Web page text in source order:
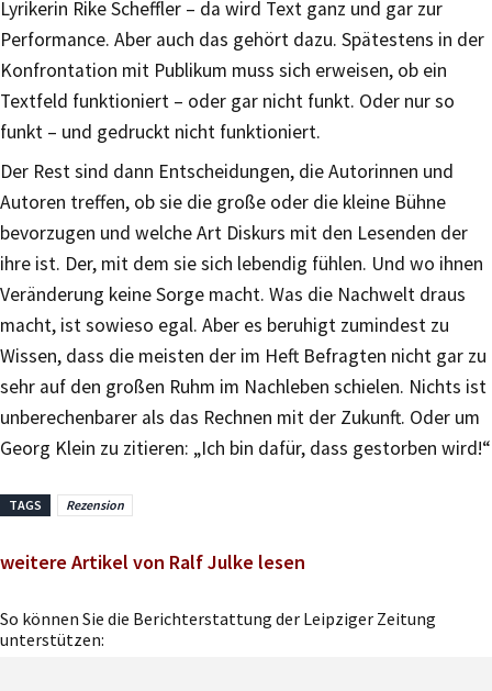
Lyrikerin Rike Scheffler – da wird Text ganz und gar zur
Performance. Aber auch das gehört dazu. Spätestens in der
Konfrontation mit Publikum muss sich erweisen, ob ein
Textfeld funktioniert – oder gar nicht funkt. Oder nur so
funkt – und gedruckt nicht funktioniert.
Der Rest sind dann Entscheidungen, die Autorinnen und
Autoren treffen, ob sie die große oder die kleine Bühne
bevorzugen und welche Art Diskurs mit den Lesenden der
ihre ist. Der, mit dem sie sich lebendig fühlen. Und wo ihnen
Veränderung keine Sorge macht. Was die Nachwelt draus
macht, ist sowieso egal. Aber es beruhigt zumindest zu
Wissen, dass die meisten der im Heft Befragten nicht gar zu
sehr auf den großen Ruhm im Nachleben schielen. Nichts ist
unberechenbarer als das Rechnen mit der Zukunft. Oder um
Georg Klein zu zitieren: „Ich bin dafür, dass gestorben wird!“
TAGS Rezension
weitere Artikel von Ralf Julke lesen
So können Sie die Berichterstattung der Leipziger Zeitung
unterstützen: